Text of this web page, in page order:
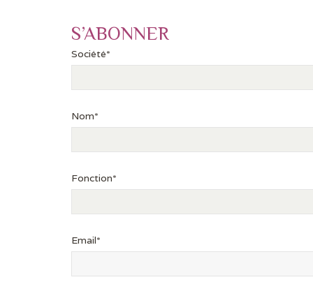
S’ABONNER
Société*
Nom*
Fonction*
Email*